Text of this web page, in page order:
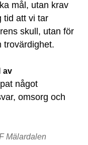
mål, utan krav
tid att vi tar
skull, utan för
trovärdighet.
av
något
omsorg och
Mälardalen